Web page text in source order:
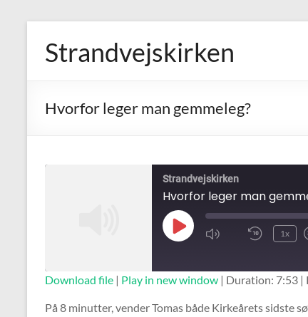
content
Strandvejskirken
Hvorfor leger man gemmeleg?
Strandvejskirken
Hvorfor leger man
Play
Episode
Mute/Unmute
Rewind
Seconds
1x
SUBSCRIBE SHARE
Download file | Play in new window | Duration: 7:53 |
På 8 minutter, vender Tomas både Kirkeårets sidste